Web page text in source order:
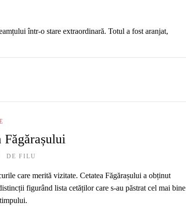
într-o stare extraordinară. Totul a fost aranjat,
Făgărașului
DE FILU
care merită vizitate. Cetatea Făgărașului a obținut
figurând lista cetăților care s-au păstrat cel mai bine